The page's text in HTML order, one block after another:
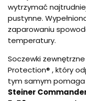
wytrzymać
pustynne.
zaparowaniu
temperatury.
Soczewki
Protection® , który
tym samym pomaga
Steiner